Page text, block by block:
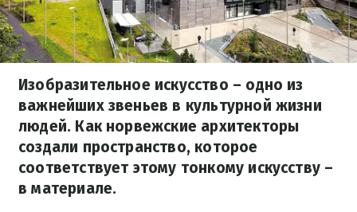
Изобразительное искусство – одно из
важнейших звеньев в культурной жизни
людей. Как норвежские архитекторы
создали пространство, которое
соответствует этому тонкому искусству –
в материале.